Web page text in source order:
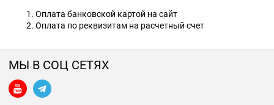
Оплата банковской картой на сайт
Оплата по реквизитам на расчетный счет
МЫ В СОЦ СЕТЯХ